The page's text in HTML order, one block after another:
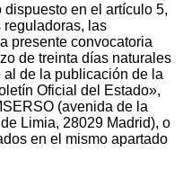
en el artículo 5,
reguladoras, las
presente convocatoria
de treinta días naturales
de la publicación de la
Oficial del Estado»,
(avenida de la
Limia, 28029 Madrid), o
en el mismo apartado